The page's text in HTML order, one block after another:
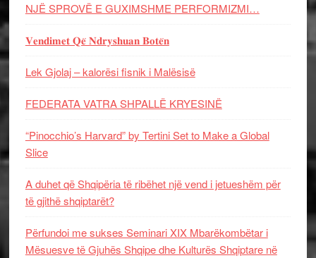
NJË SPROVË E GUXIMSHME PERFORMIZMI…
𝐕𝐞𝐧𝐝𝐢𝐦𝐞𝐭 𝐐𝐞̈ 𝐍𝐝𝐫𝐲𝐬𝐡𝐮𝐚𝐧 𝐁𝐨𝐭𝐞̈𝐧
Lek Gjolaj – kalorësi fisnik i Malësisë
FEDERATA VATRA SHPALLË KRYESINË
“Pinocchio’s Harvard” by Tertini Set to Make a Global
Slice
A duhet që Shqipëria të ribëhet një vend i jetueshëm për
të gjithë shqiptarët?
Përfundoi me sukses Seminari XIX Mbarëkombëtar i
Mësuesve të Gjuhës Shqipe dhe Kulturës Shqiptare në